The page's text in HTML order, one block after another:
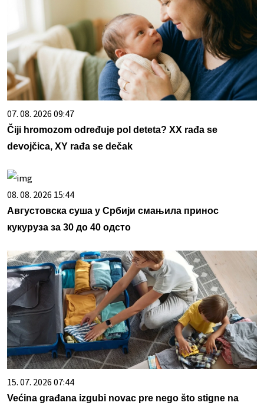
07. 08. 2026 09:47
Čiji hromozom određuje pol deteta? XX rađa se
devojčica, XY rađa se dečak
08. 08. 2026 15:44
Августовска суша у Србији смањила принос
кукуруза за 30 до 40 одсто
15. 07. 2026 07:44
Većina građana izgubi novac pre nego što stigne na